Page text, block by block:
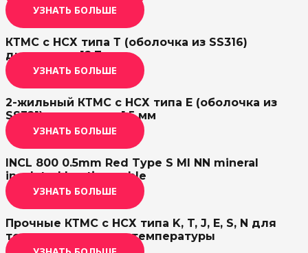
УЗНАТЬ БОЛЬШЕ
КТМС с НСХ типа Т (оболочка из SS316)
диаметром 12,7 мм
УЗНАТЬ БОЛЬШЕ
2-жильный КТМС с НСХ типа E (оболочка из
SS321) диаметром 1,5 мм
УЗНАТЬ БОЛЬШЕ
INCL 800 0.5mm Red Type S MI NN mineral
insulated heating cable
УЗНАТЬ БОЛЬШЕ
Прочные КТМС с НСХ типа K, T, J, E, S, N для
точного измерения температуры